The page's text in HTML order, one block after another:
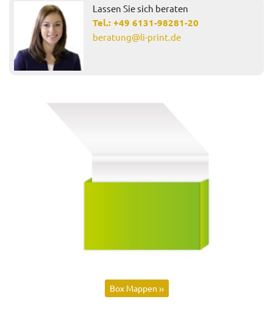
Lassen Sie sich beraten
Tel.: +49 6131-98281-20
beratung@li-print.de
Box Mappen ››